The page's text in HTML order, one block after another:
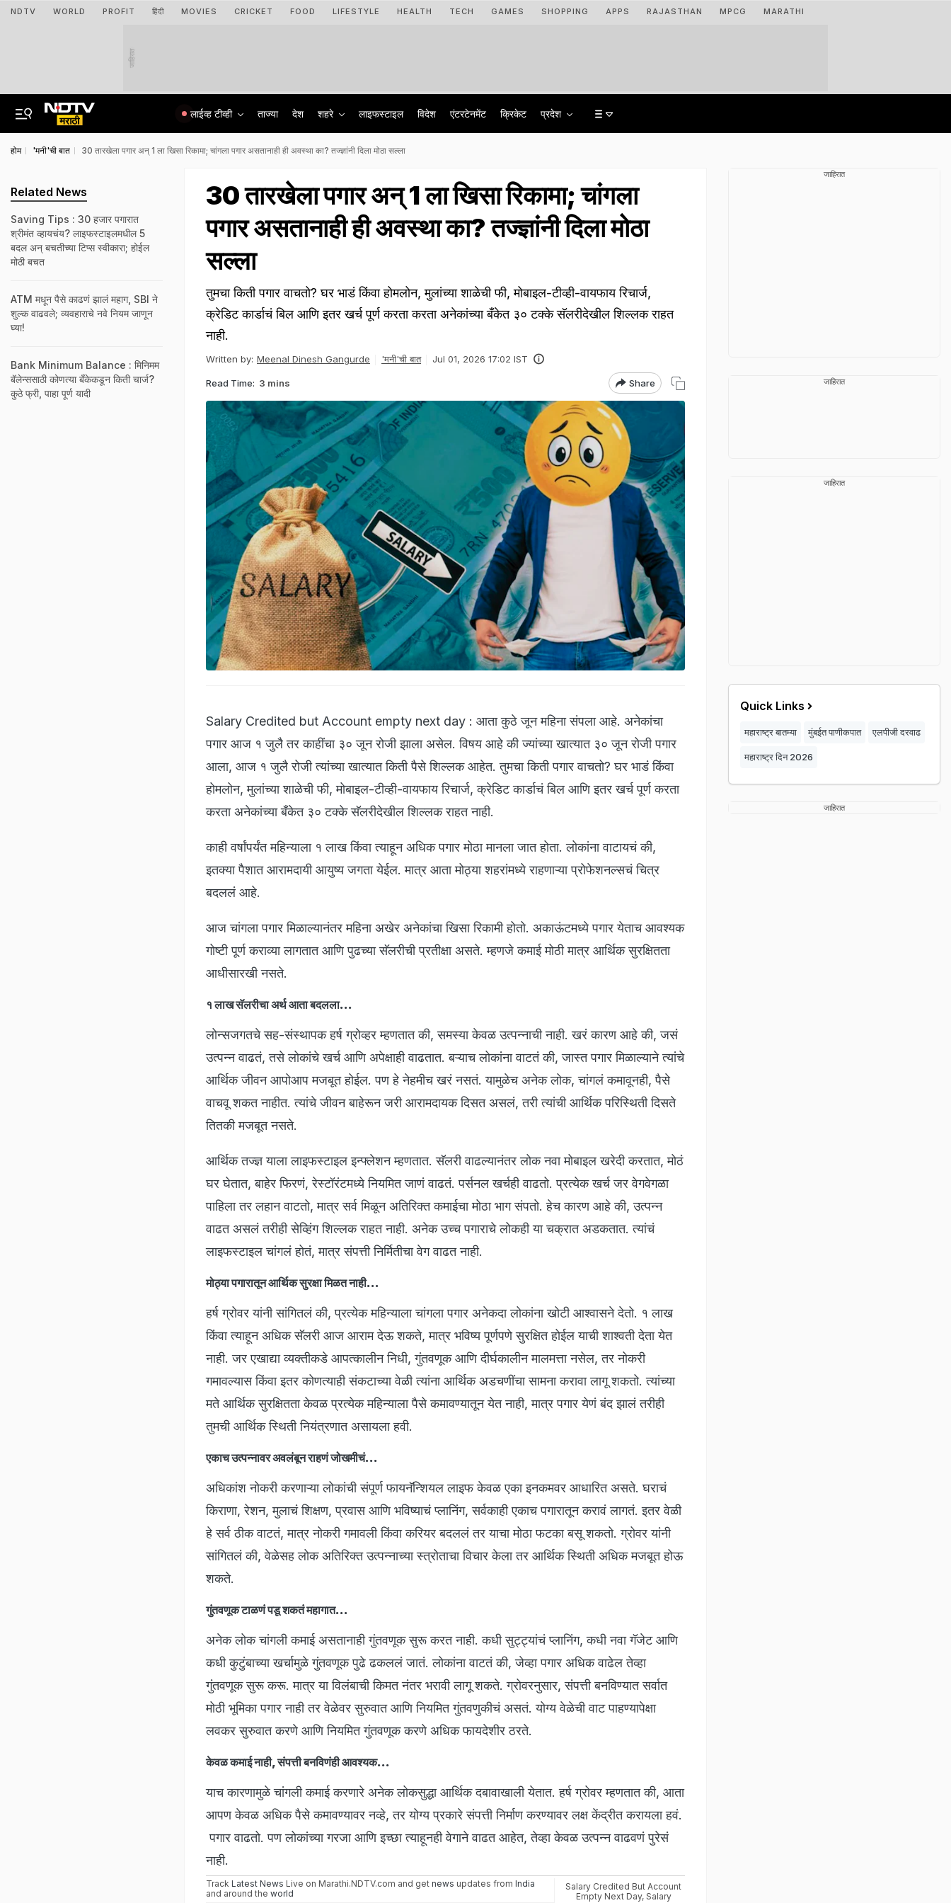
NDTV WORLD PROFIT हिंदी MOVIES CRICKET FOOD LIFESTYLE HEALTH TECH GAMES SHOPPING APPS RAJASTHAN MPCG MARATHI
जाहिरात
लाईव्ह टीव्ही ताज्या देश शहरे लाइफस्टाइल विदेश एंटरटेनमेंट क्रिकेट प्रदेश
होम 'मनी'ची बात 30 तारखेला पगार अन् 1 ला खिसा रिकामा; चांगला पगार असतानाही ही अवस्था का? तज्ज्ञांनी दिला मोठा सल्ला
30 तारखेला पगार अन् 1 ला खिसा रिकामा; चांगला
पगार असतानाही ही अवस्था का? तज्ज्ञांनी दिला मोठा
सल्ला
तुमचा किती पगार वाचतो? घर भाडं किंवा होमलोन, मुलांच्या शाळेची फी, मोबाइल-टीव्ही-वायफाय रिचार्ज,
क्रेडिट कार्डाचं बिल आणि इतर खर्च पूर्ण करता करता अनेकांच्या बँकेत ३० टक्के सॅलरीदेखील शिल्लक राहत
नाही.
Written by: Meenal Dinesh Gangurde 'मनी'ची बात Jul 01, 2026 17:02 IST
Read Time: 3 mins Share
Salary Credited but Account empty next day : आता कुठे जून महिना संपला आहे. अनेकांचा
पगार आज १ जुलै तर काहींचा ३० जून रोजी झाला असेल. विषय आहे की ज्यांच्या खात्यात ३० जून रोजी पगार
आला, आज १ जुलै रोजी त्यांच्या खात्यात किती पैसे शिल्लक आहेत. तुमचा किती पगार वाचतो? घर भाडं किंवा
होमलोन, मुलांच्या शाळेची फी, मोबाइल-टीव्ही-वायफाय रिचार्ज, क्रेडिट कार्डाचं बिल आणि इतर खर्च पूर्ण करता
करता अनेकांच्या बँकेत ३० टक्के सॅलरीदेखील शिल्लक राहत नाही.
काही वर्षांपर्यंत महिन्याला १ लाख किंवा त्याहून अधिक पगार मोठा मानला जात होता. लोकांना वाटायचं की,
इतक्या पैशात आरामदायी आयुष्य जगता येईल. मात्र आता मोठ्या शहरांमध्ये राहणाऱ्या प्रोफेशनल्सचं चित्र
बदललं आहे.
आज चांगला पगार मिळाल्यानंतर महिना अखेर अनेकांचा खिसा रिकामी होतो. अकाऊंटमध्ये पगार येताच आवश्यक
गोष्टी पूर्ण कराव्या लागतात आणि पुढच्या सॅलरीची प्रतीक्षा असते. म्हणजे कमाई मोठी मात्र आर्थिक सुरक्षितता
आधीसारखी नसते.
१ लाख सॅलरीचा अर्थ आता बदलला...
लोन्सजगतचे सह-संस्थापक हर्ष ग्रोव्हर म्हणतात की, समस्या केवळ उत्पन्नाची नाही. खरं कारण आहे की, जसं
उत्पन्न वाढतं, तसे लोकांचे खर्च आणि अपेक्षाही वाढतात. बऱ्याच लोकांना वाटतं की, जास्त पगार मिळाल्याने त्यांचे
आर्थिक जीवन आपोआप मजबूत होईल. पण हे नेहमीच खरं नसतं. यामुळेच अनेक लोक, चांगलं कमावूनही, पैसे
वाचवू शकत नाहीत. त्यांचे जीवन बाहेरून जरी आरामदायक दिसत असलं, तरी त्यांची आर्थिक परिस्थिती दिसते
तितकी मजबूत नसते.
आर्थिक तज्ज्ञ याला लाइफस्टाइल इन्फ्लेशन म्हणतात. सॅलरी वाढल्यानंतर लोक नवा मोबाइल खरेदी करतात, मोठं
घर घेतात, बाहेर फिरणं, रेस्टॉरंटमध्ये नियमित जाणं वाढतं. पर्सनल खर्चही वाढतो. प्रत्येक खर्च जर वेगवेगळा
पाहिला तर लहान वाटतो, मात्र सर्व मिळून अतिरिक्त कमाईचा मोठा भाग संपतो. हेच कारण आहे की, उत्पन्न
वाढत असलं तरीही सेव्हिंग शिल्लक राहत नाही. अनेक उच्च पगाराचे लोकही या चक्रात अडकतात. त्यांचं
लाइफस्टाइल चांगलं होतं, मात्र संपत्ती निर्मितीचा वेग वाढत नाही.
मोठ्या पगारातून आर्थिक सुरक्षा मिळत नाही...
हर्ष ग्रोवर यांनी सांगितलं की, प्रत्येक महिन्याला चांगला पगार अनेकदा लोकांना खोटी आश्वासने देतो. १ लाख
किंवा त्याहून अधिक सॅलरी आज आराम देऊ शकते, मात्र भविष्य पूर्णपणे सुरक्षित होईल याची शाश्वती देता येत
नाही. जर एखाद्या व्यक्तीकडे आपत्कालीन निधी, गुंतवणूक आणि दीर्घकालीन मालमत्ता नसेल, तर नोकरी
गमावल्यास किंवा इतर कोणत्याही संकटाच्या वेळी त्यांना आर्थिक अडचणींचा सामना करावा लागू शकतो. त्यांच्या
मते आर्थिक सुरक्षितता केवळ प्रत्येक महिन्याला पैसे कमावण्यातून येत नाही, मात्र पगार येणं बंद झालं तरीही
तुमची आर्थिक स्थिती नियंत्रणात असायला हवी.
एकाच उत्पन्नावर अवलंबून राहणं जोखमीचं...
अधिकांश नोकरी करणाऱ्या लोकांची संपूर्ण फायनॅन्शियल लाइफ केवळ एका इनकमवर आधारित असते. घराचं
किराणा, रेशन, मुलाचं शिक्षण, प्रवास आणि भविष्याचं प्लानिंग, सर्वकाही एकाच पगारातून करावं लागतं. इतर वेळी
हे सर्व ठीक वाटतं, मात्र नोकरी गमावली किंवा करियर बदललं तर याचा मोठा फटका बसू शकतो. ग्रोवर यांनी
सांगितलं की, वेळेसह लोक अतिरिक्त उत्पन्नाच्या स्त्रोताचा विचार केला तर आर्थिक स्थिती अधिक मजबूत होऊ
शकते.
गुंतवणूक टाळणं पडू शकतं महागात...
अनेक लोक चांगली कमाई असतानाही गुंतवणूक सुरू करत नाही. कधी सुट्ट्यांचं प्लानिंग, कधी नवा गॅजेट आणि
कधी कुटुंबाच्या खर्चामुळे गुंतवणूक पुढे ढकललं जातं. लोकांना वाटतं की, जेव्हा पगार अधिक वाढेल तेव्हा
गुंतवणूक सुरू करू. मात्र या विलंबाची किमत नंतर भरावी लागू शकते. ग्रोवरनुसार, संपत्ती बनविण्यात सर्वात
मोठी भूमिका पगार नाही तर वेळेवर सुरुवात आणि नियमित गुंतवणुकीचं असतं. योग्य वेळेची वाट पाहण्यापेक्षा
लवकर सुरुवात करणे आणि नियमित गुंतवणूक करणे अधिक फायदेशीर ठरते.
केवळ कमाई नाही, संपत्ती बनविणंही आवश्यक...
याच कारणामुळे चांगली कमाई करणारे अनेक लोकसुद्धा आर्थिक दबावाखाली येतात. हर्ष ग्रोवर म्हणतात की, आता
आपण केवळ अधिक पैसे कमावण्यावर नव्हे, तर योग्य प्रकारे संपत्ती निर्माण करण्यावर लक्ष केंद्रीत करायला हवं.
पगार वाढतो. पण लोकांच्या गरजा आणि इच्छा त्याहूनही वेगाने वाढत आहेत, तेव्हा केवळ उत्पन्न वाढवणं पुरेसं
नाही.
Track Latest News Live on Marathi.NDTV.com and get news updates from India
and around the world
Salary Credited But Account
Empty Next Day, Salary
Related News
Saving Tips : 30 हजार पगारात
श्रीमंत व्हायचंय? लाइफस्टाइलमधील 5
बदल अन् बचतीच्या टिप्स स्वीकारा; होईल
मोठी बचत
ATM मधून पैसे काढणं झालं महाग, SBI ने
शुल्क वाढवले; व्यवहाराचे नवे नियम जाणून
घ्या!
Bank Minimum Balance : मिनिमम
बॅलेन्ससाठी कोणत्या बँकेकडून किती चार्ज?
कुठे फ्री, पाहा पूर्ण यादी
जाहिरात
जाहिरात
जाहिरात
Quick Links
महाराष्ट्र बातम्या मुंबईत पाणीकपात एलपीजी दरवाढ
महाराष्ट्र दिन 2026
जाहिरात